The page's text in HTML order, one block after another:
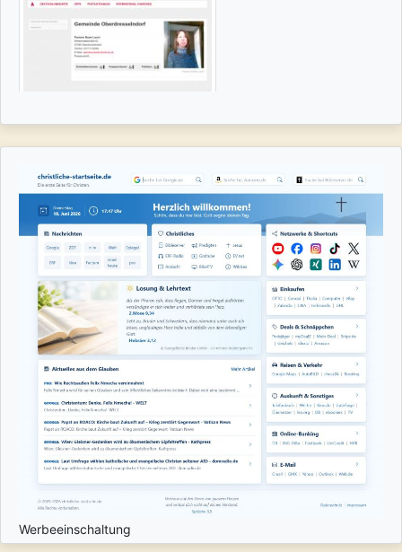
Werbeeinschaltung